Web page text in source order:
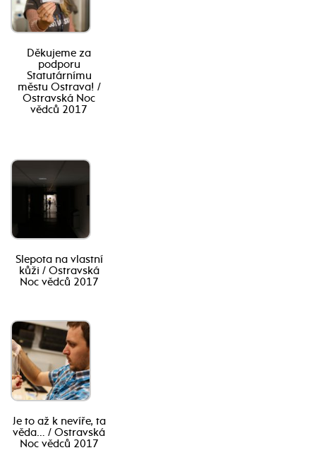
Děkujeme za
podporu
Statutárnímu
městu Ostrava! /
Ostravská Noc
vědců 2017
Slepota na vlastní
kůži / Ostravská
Noc vědců 2017
Je to až k nevíře, ta
věda… / Ostravská
Noc vědců 2017